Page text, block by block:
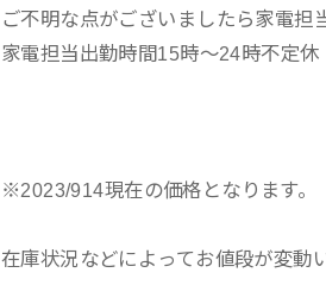
ご不明な点がございましたら家電担
家電担当出勤時間15時〜24時不定休
※2023/914現在の価格となります。
在庫状況などによってお値段が変動